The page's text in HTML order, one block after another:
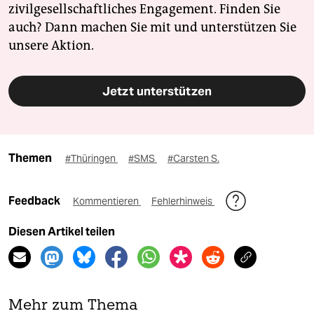
zivilgesellschaftliches Engagement. Finden Sie
auch? Dann machen Sie mit und unterstützen Sie
unsere Aktion.
Jetzt unterstützen
Themen #Thüringen #SMS #Carsten S.
Feedback Kommentieren Fehlerhinweis
Diesen Artikel teilen
Mehr zum Thema